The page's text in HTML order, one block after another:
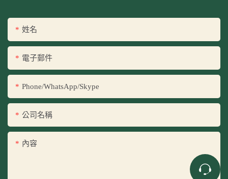
姓名
電子郵件
Phone/WhatsApp/Skype
公司名稱
內容